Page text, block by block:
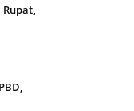
Rupat,